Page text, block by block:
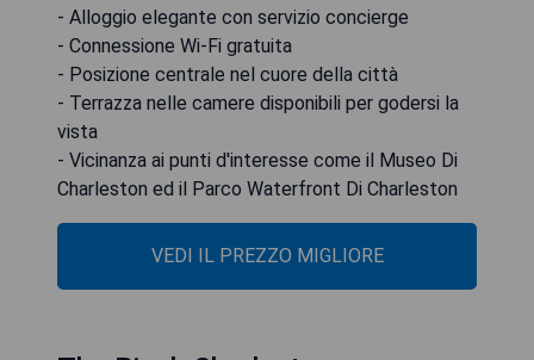
- Alloggio elegante con servizio concierge
- Connessione Wi-Fi gratuita
- Posizione centrale nel cuore della città
- Terrazza nelle camere disponibili per godersi la
vista
- Vicinanza ai punti d'interesse come il Museo Di
Charleston ed il Parco Waterfront Di Charleston
VEDI IL PREZZO MIGLIORE